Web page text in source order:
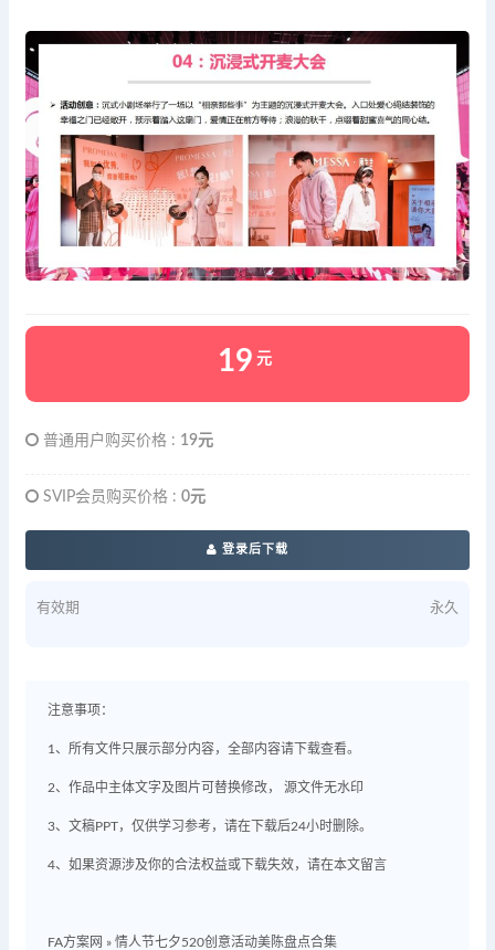
19 元
普通用户购买价格 : 19元
SVIP会员购买价格 : 0元
登录后下载
有效期 永久
注意事项：
1、所有文件只展示部分内容，全部内容请下载查看。
2、作品中主体文字及图片可替换修改， 源文件无水印
3、文稿PPT，仅供学习参考，请在下载后24小时删除。
4、如果资源涉及你的合法权益或下载失效，请在本文留言
FA方案网 » 情人节七夕520创意活动美陈盘点合集